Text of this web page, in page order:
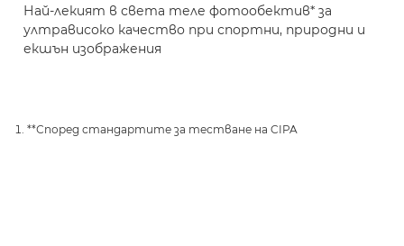
Най-лекият в света теле фотообектив* за
ултрависоко качество при спортни, природни и
екшън изображения
**Според стандартите за тестване на CIPA